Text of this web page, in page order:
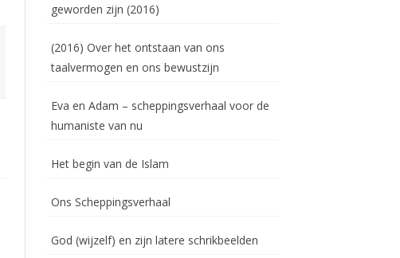
geworden zijn (2016)
(2016) Over het ontstaan van ons
taalvermogen en ons bewustzijn
Eva en Adam – scheppingsverhaal voor de
humaniste van nu
Het begin van de Islam
Ons Scheppingsverhaal
God (wijzelf) en zijn latere schrikbeelden